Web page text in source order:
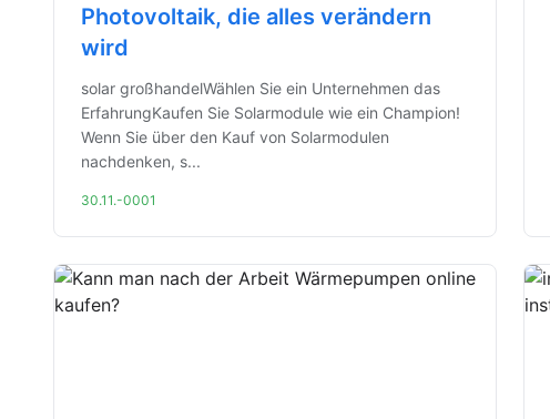
Photovoltaik, die alles verändern
wird
solar großhandelWählen Sie ein Unternehmen das
ErfahrungKaufen Sie Solarmodule wie ein Champion!
Wenn Sie über den Kauf von Solarmodulen
nachdenken, s...
30.11.-0001